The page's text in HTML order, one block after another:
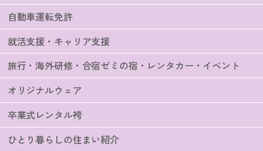
自動車運転免許
就活支援・キャリア支援
旅行・海外研修・合宿ゼミの宿・レンタカー・イベント
オリジナルウェア
卒業式レンタル袴
ひとり暮らしの住まい紹介